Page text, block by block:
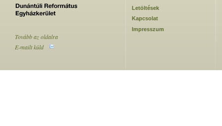
Letöltések
Kapcsolat
Impresszum
Tovább az oldalra
E-mailt küld